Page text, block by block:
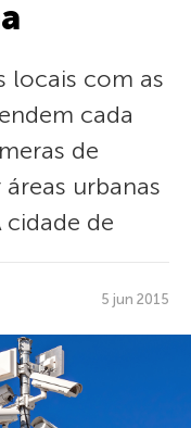
locais com as
cada
de
urbanas
cidade de
5 jun 2015